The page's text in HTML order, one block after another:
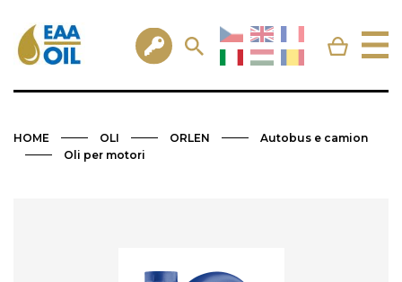
HOME OLI ORLEN
Autobus e camion
Oli per motori